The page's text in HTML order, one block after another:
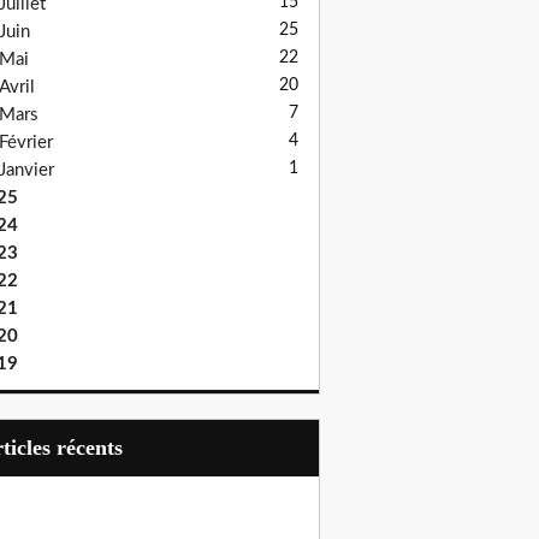
Juillet
Juin 25
Mai 22
Avril 20
Mars 7
Février 4
Janvier 1
récents